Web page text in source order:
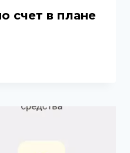
счет в плане